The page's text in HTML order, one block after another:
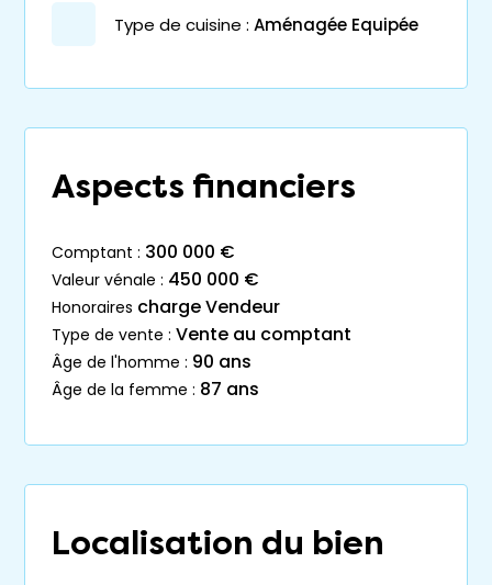
Type de cuisine : Aménagée Equipée
Aspects financiers
comptant : 300 000 €
valeur vénale : 450 000 €
honoraires charge Vendeur
type de vente : Vente au comptant
âge de l'homme : 90 ans
âge de la femme : 87 ans
Localisation du bien